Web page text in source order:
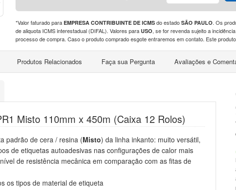
*Valor faturado paraEMPRESA CONTRIBUINTE DE ICMS do estadoSÃO PAULO. Os
de aliquota ICMS interestadual (DIFAL). Valores paraUSO, se for revenda sujeito a
processo de compra. Caso o produto comprado esgote entraremos em contato. Este
Produtos Relacionados Faça sua Pergunta Avaliações e
Misto 110mm x 450m (Caixa 12 Rolos)
padrão de cera / resina (Misto) da linha inkanto: muito versátil,
de etiquetas autoadesivas nas configurações de calor mais
de resistência mecânica em comparação com as fitas de
os tipos de material de etiqueta